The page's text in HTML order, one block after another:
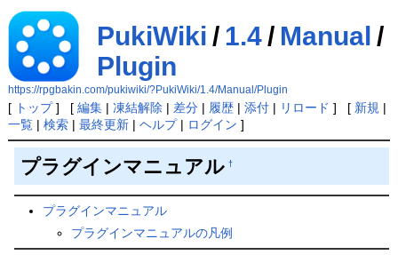
PukiWiki / 1.4/ Manual /
Plugin
https://rpgbakin.com/pukiwiki/?PukiWiki/1.4/Manual/Plugin
[ トップ] [ 編集| 凍結解除 | 差分| 履歴| 添付| リロード ] [ 新規 |
一覧| 検索| 最終更新| ヘルプ| ログイン ]
プラグインマニュアル †
プラグインマニュアル
プラグインマニュアルの凡例